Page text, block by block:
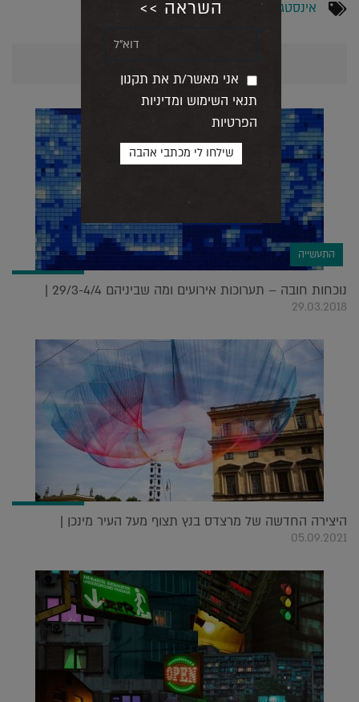
אינסטגרם , עיצוב גרפי,מסביב לעולם
אולי יעניין אותך גם...
התעשייה
נוכחות חובה – תערוכות אירועים ומה שביניהם 29/3-4/4 |
29.03.2018
היצירה החדשה של מרצדס בנץ תצוף מעל העיר מינכן |
05.09.2021
השראה >>
אני מאשר/ת את תקנון
תנאי השימוש ומדיניות
הפרטיות